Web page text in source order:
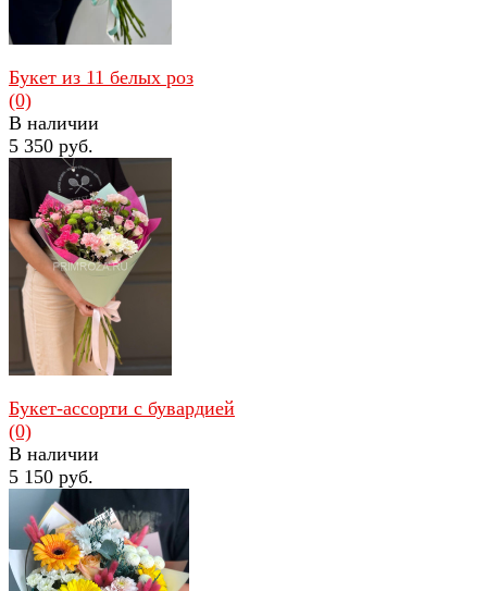
избранное сравнить
Букет из 11 белых роз
(0)
В наличии
5 350 руб.
Букет-ассорти с бувардией
(0)
В наличии
5 150 руб.